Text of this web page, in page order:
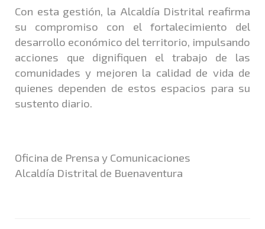
Con esta gestión, la Alcaldía Distrital reafirma
su compromiso con el fortalecimiento del
desarrollo económico del territorio, impulsando
acciones que dignifiquen el trabajo de las
comunidades y mejoren la calidad de vida de
quienes dependen de estos espacios para su
sustento diario.
Oficina de Prensa y Comunicaciones
Alcaldía Distrital de Buenaventura